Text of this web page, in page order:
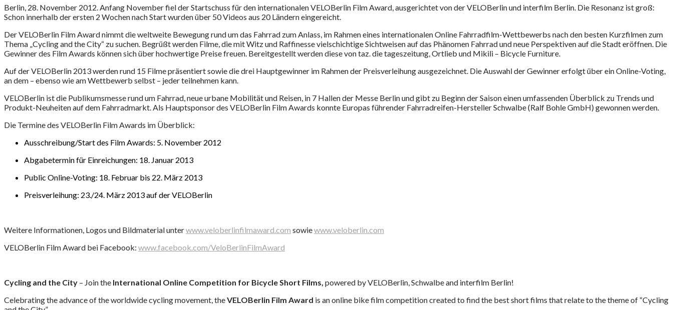
Berlin, 28. November 2012. Anfang November fiel der Startschuss für den internationalen VELOBerlin Film Award, ausgerichtet von der VELOBerlin und interfilm Berlin. Die Resonanz ist groß:
Schon innerhalb der ersten 2 Wochen nach Start wurden über 50 Videos aus 20 Ländern eingereicht.
Der VELOBerlin Film Award nimmt die weltweite Bewegung rund um das Fahrrad zum Anlass, im Rahmen eines internationalen Online Fahrradfilm-Wettbewerbs nach den besten Kurzfilmen zum
Thema „Cycling and the City“ zu suchen. Begrüßt werden Filme, die mit Witz und Raffinesse vielschichtige Sichtweisen auf das Phänomen Fahrrad und neue Perspektiven auf die Stadt eröffnen. Die
Gewinner des Film Awards können sich über hochwertige Preise freuen. Bereitgestellt werden diese von taz. die tageszeitung, Ortlieb und Mikili – Bicycle Furniture.
Auf der VELOBerlin 2013 werden rund 15 Filme präsentiert sowie die drei Hauptgewinner im Rahmen der Preisverleihung ausgezeichnet. Die Auswahl der Gewinner erfolgt über ein Online-Voting,
an dem – ebenso wie am Wettbewerb selbst – jeder teilnehmen kann.
VELOBerlin ist die Publikumsmesse rund um Fahrrad, neue urbane Mobilität und Reisen, in 7 Hallen der Messe Berlin und gibt zu Beginn der Saison einen umfassenden Überblick zu Trends und
Produkt-Neuheiten auf dem Fahrradmarkt. Als Hauptsponsor des VELOBerlin Film Awards konnte Europas führender Fahrradreifen-Hersteller Schwalbe (Ralf Bohle GmbH) gewonnen werden.
Die Termine des VELOBerlin Film Awards im Überblick:
Ausschreibung/Start des Film Awards: 5. November 2012
Abgabetermin für Einreichungen: 18. Januar 2013
Public Online-Voting: 18. Februar bis 22. März 2013
Preisverleihung: 23./24. März 2013 auf der VELOBerlin
Weitere Informationen, Logos und Bildmaterial unterwww.veloberlinfilmaward.com sowiewww.veloberlin.com
VELOBerlin Film Award bei Facebook: www.facebook.com/VeloBerlinFilmAward
Cycling and the City – Join the International Online Competition for Bicycle Short Films, powered by VELOBerlin, Schwalbe and interfilm Berlin!
Celebrating the advance of the worldwide cycling movement, theVELOBerlin Film Award is an online bike film competition created to find the best short films that relate to the theme of “Cycling